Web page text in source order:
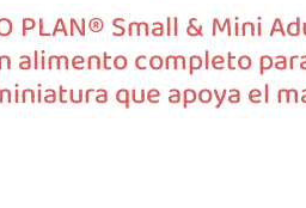
PLAN® Small & Mini
alimento completo
que apoya el